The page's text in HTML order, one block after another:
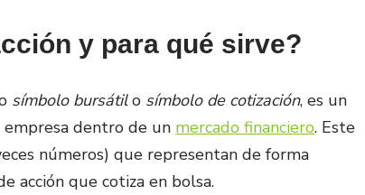
y para qué sirve?
símbolo bursátilo símbolo de cotización, es un
dentro de un mercado financiero. Este
números) que representan de forma
acción que cotiza en bolsa.